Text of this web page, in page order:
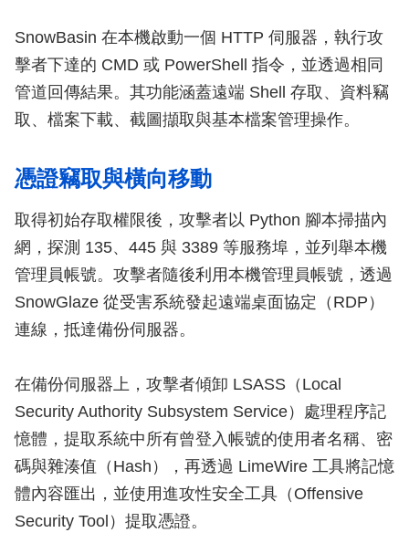
SnowBasin 在本機啟動一個 HTTP 伺服器，執行攻
擊者下達的 CMD 或 PowerShell 指令，並透過相同
管道回傳結果。其功能涵蓋遠端 Shell 存取、資料竊
取、檔案下載、截圖擷取與基本檔案管理操作。
憑證竊取與橫向移動
取得初始存取權限後，攻擊者以 Python 腳本掃描內
網，探測 135、445 與 3389 等服務埠，並列舉本機
管理員帳號。攻擊者隨後利用本機管理員帳號，透過
SnowGlaze 從受害系統發起遠端桌面協定（RDP）
連線，抵達備份伺服器。
在備份伺服器上，攻擊者傾卸 LSASS（Local
Security Authority Subsystem Service）處理程序記
憶體，提取系統中所有曾登入帳號的使用者名稱、密
碼與雜湊值（Hash），再透過 LimeWire 工具將記憶
體內容匯出，並使用進攻性安全工具（Offensive
Security Tool）提取憑證。